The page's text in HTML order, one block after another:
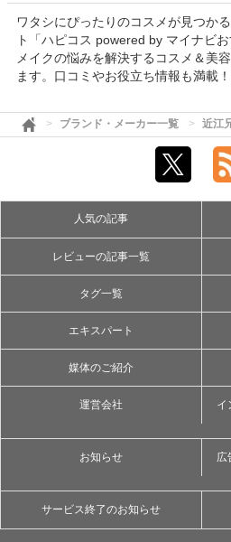
ワタシにぴったりのコスメが見つか
ト「ハピコス powered by マイナビ
メイクの悩みを解決するコスメ＆美
ます。口コミやお役立ち情報も満載！
ブランド・メーカー一覧 近江
人気の記事
レビューの記事一覧
タグ一覧
エキスパート
媒体のご紹介
運営会社
イ
お知らせ
広
サービス終了のお知らせ